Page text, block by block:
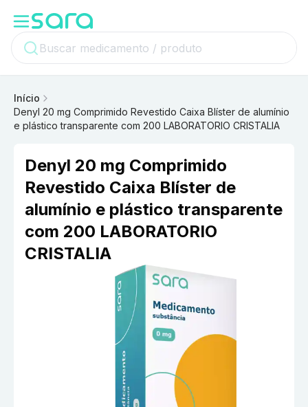
Início
Denyl 20 mg Comprimido Revestido Caixa Blíster de alumínio
e plástico transparente com 200 LABORATORIO CRISTALIA
Denyl 20 mg Comprimido
Revestido Caixa Blíster de
alumínio e plástico transparente
com 200 LABORATORIO
CRISTALIA